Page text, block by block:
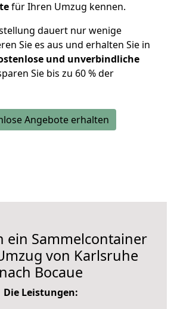
für Ihren Umzug kennen.
dauert nur wenige
Sie es aus und erhalten Sie in
und unverbindliche
Sie bis zu 60 % der
Angebote erhalten
ein Sammelcontainer
von Karlsruhe
nach Bocaue
Die Leistungen: